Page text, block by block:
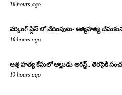
10 hours ago
వర్కింగ్ ప్లేస్ లో వేధింపులు- ఆత్మహత్య
10 hours ago
అత్త హత్య కేసులో అల్లుడు అరెస్ట్.. తెరపైకి
13 hours ago